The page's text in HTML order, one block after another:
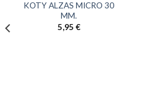
KOTY ALZAS MICRO 30
MM.
5,95 €